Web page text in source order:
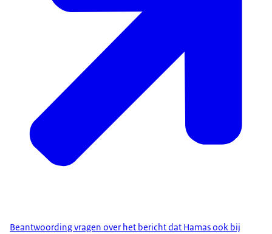
Beantwoording vragen over het bericht dat Hamas ook bij